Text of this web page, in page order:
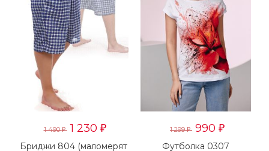
1 490₽ 1 230 ₽
Бриджи 804 (маломерят
1 299₽ 990 ₽
Футболка 0307